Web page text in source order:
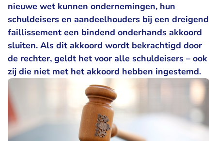
nieuwe wet kunnen ondernemingen, hun
schuldeisers en aandeelhouders bij een dreigend
faillissement een bindend onderhands akkoord
sluiten. Als dit akkoord wordt bekrachtigd door
de rechter, geldt het voor alle schuldeisers – ook
zij die niet met het akkoord hebben ingestemd.